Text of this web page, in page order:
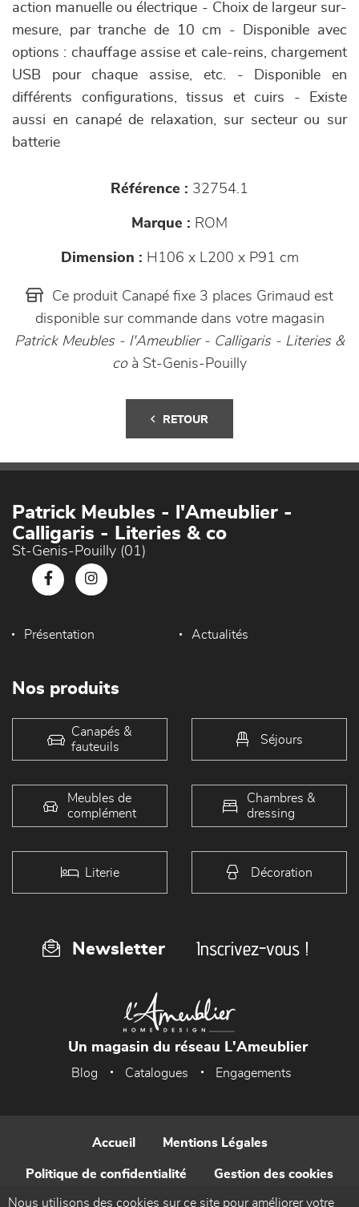
action manuelle ou électrique - Choix de largeur sur-
mesure, par tranche de 10 cm - Disponible avec
options : chauffage assise et cale-reins, chargement
USB pour chaque assise, etc. - Disponible en
différents configurations, tissus et cuirs - Existe
aussi en canapé de relaxation, sur secteur ou sur
batterie
Référence : 32754.1
Marque : ROM
Dimension : H106 x L200 x P91 cm
Ce produit Canapé fixe 3 places Grimaud est
disponible sur commande dans votre magasin
Patrick Meubles - l'Ameublier - Calligaris - Literies &
coà St-Genis-Pouilly
RETOUR
Patrick Meubles - l'Ameublier -
Calligaris - Literies & co
St-Genis-Pouilly (01)
Présentation Actualités
Nos produits
Canapés &
fauteuils
Séjours
Meubles de
complément
Chambres &
dressing
Literie Décoration
Newsletter Inscrivez-vous !
Un magasin du réseau L'Ameublier
Blog Catalogues Engagements
Accueil Mentions Légales
Politique de confidentialité Gestion des cookies
Nous utilisons des cookies sur ce site pour améliorer votre